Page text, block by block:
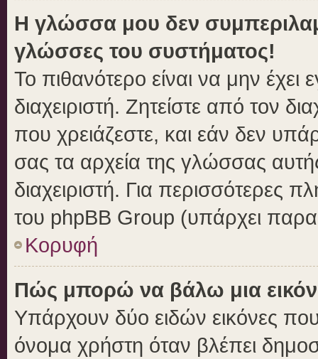
Η γλώσσα μου δεν
γλώσσες του συστήματος!
Το πιθανότερο είναι να μην
διαχειριστή. Ζητείστε από τον
που χρειάζεστε, και εάν δεν
σας τα αρχεία της γλώσσας
διαχειριστή. Για περισσότερες
του phpBB Group (υπάρχει
Κορυφή
Πώς μπορώ να βάλω μια
Υπάρχουν δύο ειδών εικόνες
όνομα χρήστη όταν βλέπει